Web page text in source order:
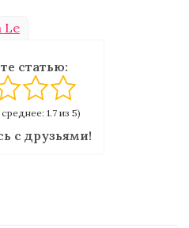
Le
статью:
1.7 из 5)
с друзьями!